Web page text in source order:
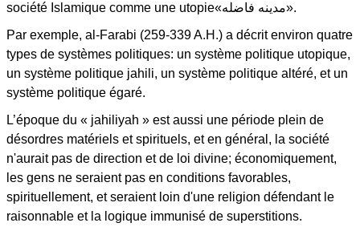
société Islamique comme une utopie«مدينه فاضله».
Par exemple, al-Farabi (259-339 A.H.) a décrit environ quatre
types de systèmes politiques: un système politique utopique,
un système politique jahili, un système politique altéré, et un
système politique égaré.
L’époque du « jahiliyah » est aussi une période plein de
désordres matériels et spirituels, et en général, la société
n'aurait pas de direction et de loi divine; économiquement,
les gens ne seraient pas en conditions favorables,
spirituellement, et seraient loin d'une religion défendant le
raisonnable et la logique immunisé de superstitions.